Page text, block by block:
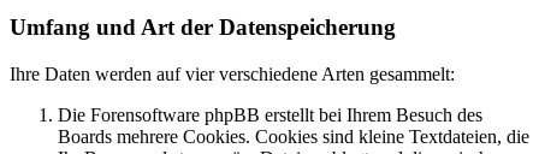
Umfang und Art der Datenspeicherung
Ihre Daten werden auf vier verschiedene Arten gesammelt:
Die Forensoftware phpBB erstellt bei Ihrem Besuch des
Boards mehrere Cookies. Cookies sind kleine Textdateien, die